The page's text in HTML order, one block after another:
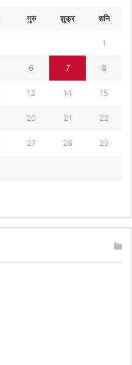
गुरु शुक्र शनि
1
6 7 8
13 14 15
20 21 22
27 28 29